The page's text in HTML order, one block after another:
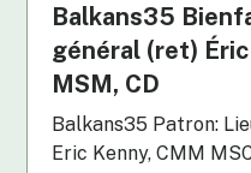
Balkans35
général (ret)
MSM, CD
Balkans35 Patron:
Eric Kenny, CMM